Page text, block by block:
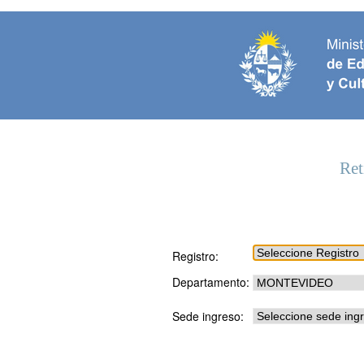
Registro:
Departamento:
Sede ingreso: